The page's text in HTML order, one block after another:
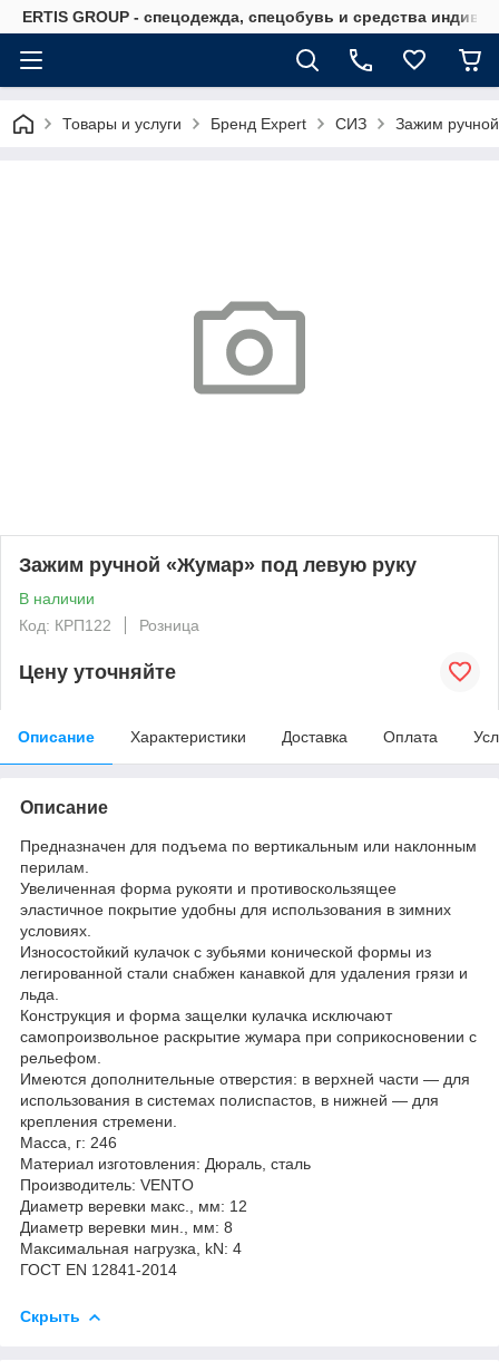
ERTIS GROUP - спецодежда, спецобувь и средства
Товары и услуги Бренд Expert СИЗ Зажим
Зажим ручной «Жумар» под левую руку
В наличии
Код: КРП122
Розница
Цену уточняйте
Описание Характеристики Доставка Оплата
Описание
Предназначен для подъема по вертикальным или наклонным
перилам.
Увеличенная форма рукояти и противоскользящее
эластичное покрытие удобны для использования в зимних
условиях.
Износостойкий кулачок с зубьями конической формы из
легированной стали снабжен канавкой для удаления грязи и
льда.
Конструкция и форма защелки кулачка исключают
самопроизвольное раскрытие жумара при соприкосновении с
рельефом.
Имеются дополнительные отверстия: в верхней части — для
использования в системах полиспастов, в нижней — для
крепления стремени.
Масса, г: 246
Материал изготовления: Дюраль, сталь
Производитель: VENTO
Диаметр веревки макс., мм: 12
Диаметр веревки мин., мм: 8
Максимальная нагрузка, kN: 4
ГОСТ EN 12841-2014
Скрыть